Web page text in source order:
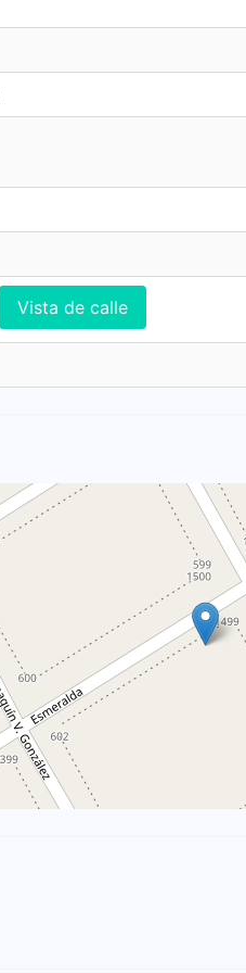
Vista de calle